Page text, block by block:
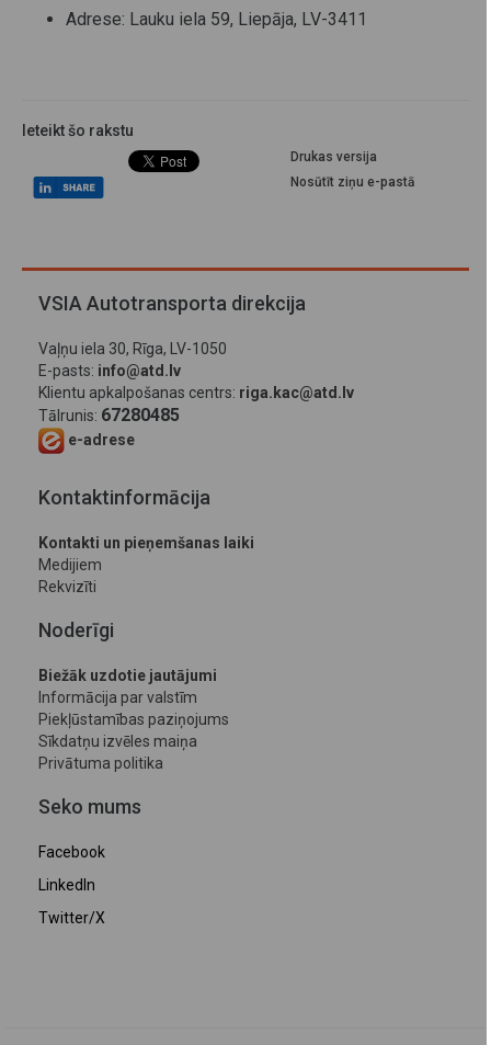
Adrese: Lauku iela 59, Liepāja, LV-3411
Ieteikt šo rakstu
Drukas versija
Nosūtīt ziņu e-pastā
VSIA Autotransporta direkcija
Vaļņu iela 30, Rīga, LV-1050
E-pasts: info@atd.lv
Klientu apkalpošanas centrs: riga.kac@atd.lv
Tālrunis: 67280485
e-adrese
Kontaktinformācija
Kontakti un pieņemšanas laiki
Medijiem
Rekvizīti
Noderīgi
Biežāk uzdotie jautājumi
Informācija par valstīm
Piekļūstamības paziņojums
Sīkdatņu izvēles maiņa
Privātuma politika
Seko mums
Facebook
LinkedIn
Twitter/X